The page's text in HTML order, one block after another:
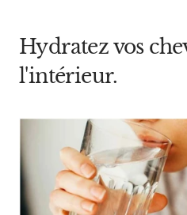
Hydratez vos
l'intérieur.